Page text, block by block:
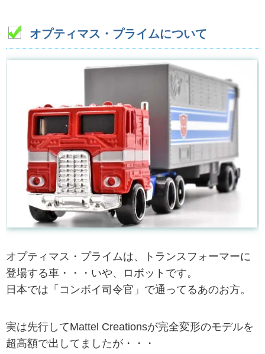
オプティマス・プライムについて
オプティマス・プライムは、トランスフォーマーに
登場する車・・・いや、ロボットです。
日本では「コンボイ司令官」で通ってるあのお方。
実は先行してMattel Creationsが完全変形のモデルを
超高額で出してましたが・・・